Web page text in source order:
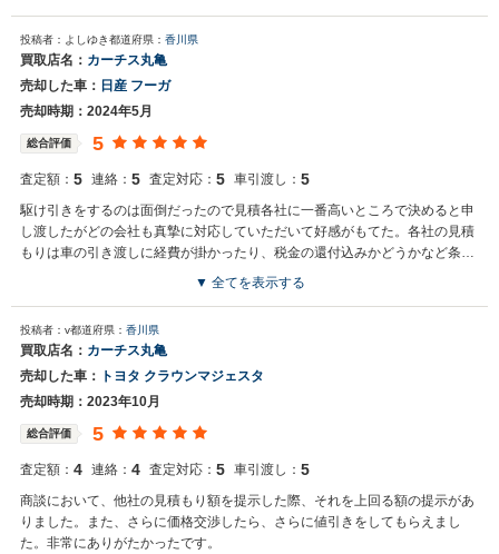
投稿者：よしゆき都道府県： 香川県
買取店名： カーチス丸亀
売却した車： 日産 フーガ
売却時期：2024年5月
総合評価 5
査定額： 5 連絡： 5 査定対応： 5 車引渡し： 5
駆け引きをするのは面倒だったので見積各社に一番高いところで決めると申
し渡したがどの会社も真摯に対応していただいて好感がもてた。各社の見積
もりは車の引き渡しに経費が掛かったり、税金の還付込みかどうかなど条件
が違うのだが、カーチスさんは見積額が他社より１万円高いだけだが、引き
▼ 全てを表示する
投稿者：v都道府県： 香川県
買取店名： カーチス丸亀
売却した車：
トヨタ クラウンマジェスタ
売却時期：2023年10月
総合評価 5
査定額： 4 連絡： 4 査定対応： 5 車引渡し： 5
商談において、他社の見積もり額を提示した際、それを上回る額の提示があ
りました。また、さらに価格交渉したら、さらに値引きをしてもらえまし
た。非常にありがたかったです。